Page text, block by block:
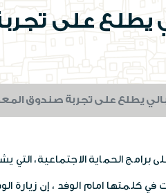
يطلع على
يطلع على تجربة صندوق
برامج الحماية الاجتماعية،
كلمتها امام الوفد ، إن زيارة